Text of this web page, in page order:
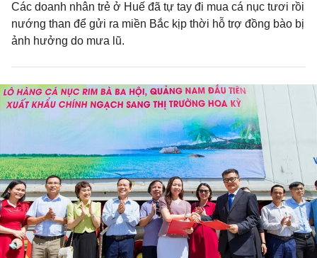
Các doanh nhân trẻ ở Huế đã tự tay đi mua cá nục tươi rồi
nướng than để gửi ra miền Bắc kịp thời hỗ trợ đồng bào bị
ảnh hưởng do mưa lũ.